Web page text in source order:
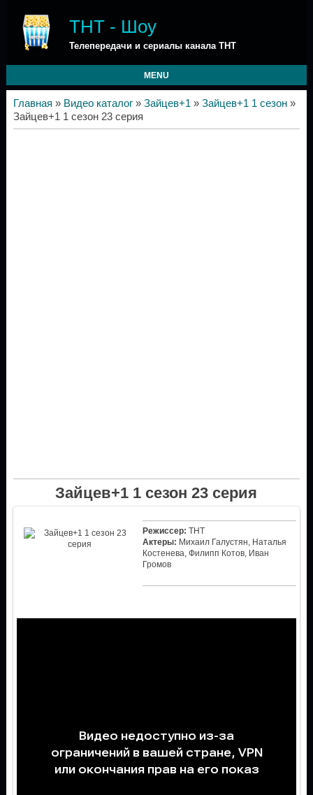
ТНТ - Шоу
Телепередачи и сериалы канала ТНТ
MENU
Главная » Видео каталог» Зайцев+1 » Зайцев+1 1 сезон»
Зайцев+1 1 сезон 23 серия
Зайцев+1 1 сезон 23 серия
Режиссер: ТНТ
Актеры: Михаил Галустян, Наталья
Костенева, Филипп Котов, Иван
Громов